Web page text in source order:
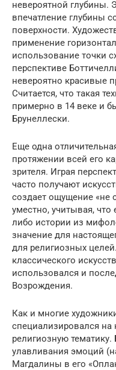
невероятной глубины.
впечатление глубины
поверхности.
применение
использование точки
перспективе
невероятно красивые
Считается, что такая
примерно в 14 веке и
Брунеллески.
Еще одна
протяжении всей его
зрителя. Играя
часто получают
создает ощущение «не
уместно, учитывая,
либо истории из
значение для
для религиозных
классического
использовался и
Возрождения.
Как и многие
специализировался на
религиозную
улавливания эмоций
Магдалины в его